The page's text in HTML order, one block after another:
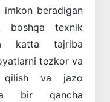
beradigan
boshqa texnik
katta tajriba
tezkor va
qilish va jazo
bir qancha